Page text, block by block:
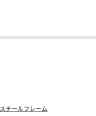
スチールフレーム